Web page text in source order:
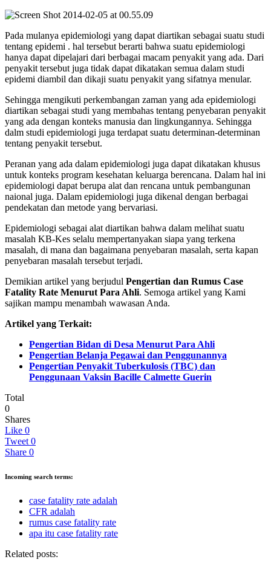
Pada mulanya epidemiologi yang dapat diartikan sebagai suatu studi
tentang epidemi . hal tersebut berarti bahwa suatu epidemiologi
hanya dapat dipelajari dari berbagai macam penyakit yang ada. Dari
penyakit tersebut juga tidak dapat dikatakan semua dalam studi
epidemi diambil dan dikaji suatu penyakit yang sifatnya menular.
Sehingga mengikuti perkembangan zaman yang ada epidemiologi
diartikan sebagai studi yang membahas tentang penyebaran penyakit
yang ada dengan konteks manusia dan lingkungannya. Sehingga
dalm studi epidemiologi juga terdapat suatu determinan-determinan
tentang penyakit tersebut.
Peranan yang ada dalam epidemiologi juga dapat dikatakan khusus
untuk konteks program kesehatan keluarga berencana. Dalam hal ini
epidemiologi dapat berupa alat dan rencana untuk pembangunan
naional juga. Dalam epidemiologi juga dikenal dengan berbagai
pendekatan dan metode yang bervariasi.
Epidemiologi sebagai alat diartikan bahwa dalam melihat suatu
masalah KB-Kes selalu mempertanyakan siapa yang terkena
masalah, di mana dan bagaimana penyebaran masalah, serta kapan
penyebaran masalah tersebut terjadi.
Demikian artikel yang berjudul Pengertian dan Rumus Case
Fatality Rate Menurut Para Ahli. Semoga artikel yang Kami
sajikan mampu menambah wawasan Anda.
Artikel yang Terkait:
Pengertian Bidan di Desa Menurut Para Ahli
Pengertian Belanja Pegawai dan Penggunannya
Pengertian Penyakit Tuberkulosis (TBC) dan
Penggunaan Vaksin Bacille Calmette Guerin
Total
0
Shares
Like 0
Tweet 0
Share 0
Incoming search terms:
case fatality rate adalah
CFR adalah
rumus case fatality rate
apa itu case fatality rate
Related posts: